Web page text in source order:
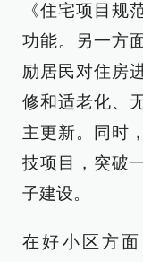
《住宅项目规
功能。另一方
励居民对住房
修和适老化、
主更新。同时
技项目，突破
子建设。
在好小区方